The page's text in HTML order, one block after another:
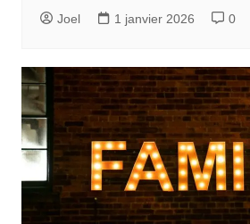
Joel 1 janvier 2026 0